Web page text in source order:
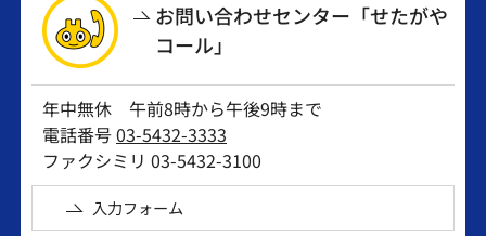
お問い合わせセンター「せたがや
コール」
年中無休 午前8時から午後9時まで
電話番号03-5432-3333
ファクシミリ 03-5432-3100
入力フォーム